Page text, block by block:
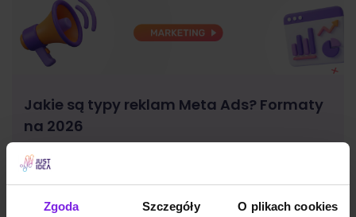
Zgoda Szczegóły O plikach cookies
Jakie są typy reklam Meta Ads? Formaty
na 2026